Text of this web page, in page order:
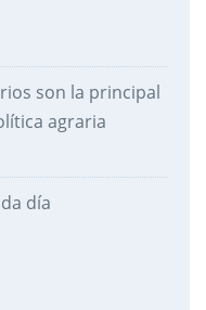
son la principal
agraria
día